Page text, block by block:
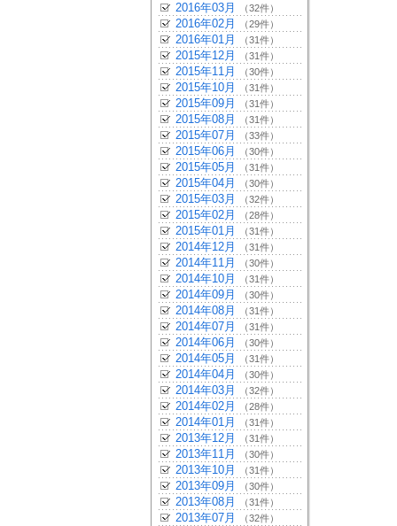
2016年03月 （32件）
2016年02月 （29件）
2016年01月 （31件）
2015年12月 （31件）
2015年11月 （30件）
2015年10月 （31件）
2015年09月 （31件）
2015年08月 （31件）
2015年07月 （33件）
2015年06月 （30件）
2015年05月 （31件）
2015年04月 （30件）
2015年03月 （32件）
2015年02月 （28件）
2015年01月 （31件）
2014年12月 （31件）
2014年11月 （30件）
2014年10月 （31件）
2014年09月 （30件）
2014年08月 （31件）
2014年07月 （31件）
2014年06月 （30件）
2014年05月 （31件）
2014年04月 （30件）
2014年03月 （32件）
2014年02月 （28件）
2014年01月 （31件）
2013年12月 （31件）
2013年11月 （30件）
2013年10月 （31件）
2013年09月 （30件）
2013年08月 （31件）
2013年07月 （32件）